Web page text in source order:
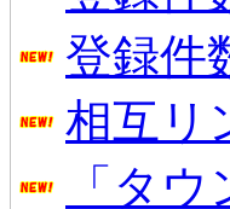
登録件
相互リ
「タ